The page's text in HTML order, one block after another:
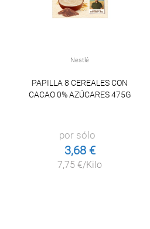
Nestlé
PAPILLA 8 CEREALES CON
CACAO 0% AZÚCARES 475G
por sólo
3,68 €
7,75 €/Kilo